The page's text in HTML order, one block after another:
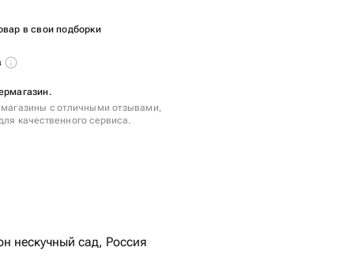
в свои подборки
с отличными отзывами,
качественного сервиса.
нескучный сад, Россия